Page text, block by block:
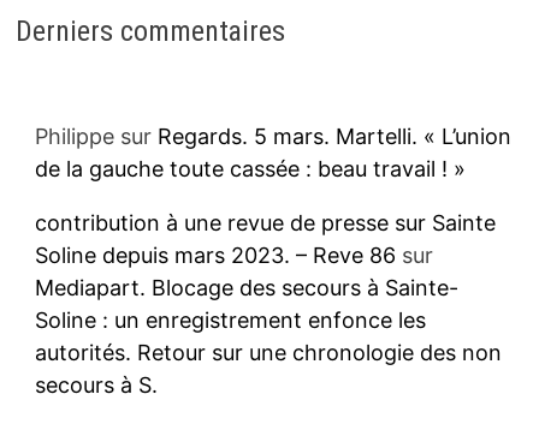
Derniers commentaires
Philippesur Regards. 5 mars. Martelli. « L’union
de la gauche toute cassée : beau travail ! »
contribution à une revue de presse sur Sainte
Soline depuis mars 2023. – Reve 86 sur
Mediapart. Blocage des secours à Sainte-
Soline : un enregistrement enfonce les
autorités. Retour sur une chronologie des non
secours à S.